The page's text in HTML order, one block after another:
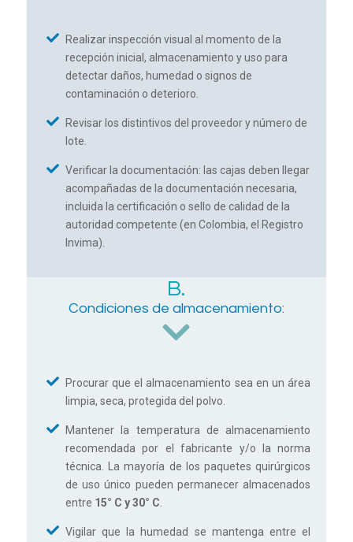
Realizar inspección visual al momento de la
recepción inicial, almacenamiento y uso para
detectar daños, humedad o signos de
contaminación o deterioro.
Revisar los distintivos del proveedor y número de
lote.
Verificar la documentación: las cajas deben llegar
acompañadas de la documentación necesaria,
incluida la certificación o sello de calidad de la
autoridad competente (en Colombia, el Registro
Invima).
B.
Condiciones de almacenamiento:
Procurar que el almacenamiento sea en un área
limpia, seca, protegida del polvo.
Mantener la temperatura de almacenamiento
recomendada por el fabricante y/o la norma
técnica. La mayoría de los paquetes quirúrgicos
de uso único pueden permanecer almacenados
entre 15° C y 30° C
Vigilar que la humedad se mantenga entre el